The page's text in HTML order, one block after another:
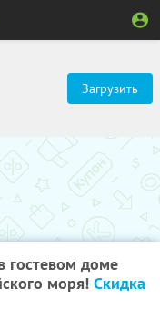
Загрузить
гостевом доме
моря! Скидка